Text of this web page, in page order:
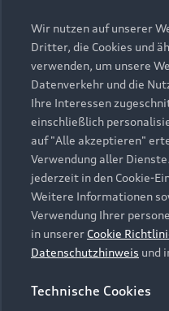
Alle Modelle
Modelle vergleichen
Elektromodelle
Plug-in-Hybride
Kaufen & leasen
Neuwagensuche
Gebrauchtwagensuche
Gebrauchtwagen
Finanzierung
Aktionen & Angebote
Geschäftskunden
Service & Zubehör
Saisonale Angebote
Audi Services
Garantie
Audi digital services
myAudi
Support
Kundenservice
Händlersuche
Audi Code
Über Audi
Unternehmen
Karriere
Investor Relations
Wir nutzen auf unserer
Dritter, die Cookies und
verwenden, um unsere
Datenverkehr und die
Ihre Interessen
einschließlich
auf "Alle akzeptieren"
Verwendung aller
jederzeit in den Cookie-
Weitere Informationen
Verwendung Ihrer
in unserer Cookie
Datenschutzhinweis und
Technische Cookies